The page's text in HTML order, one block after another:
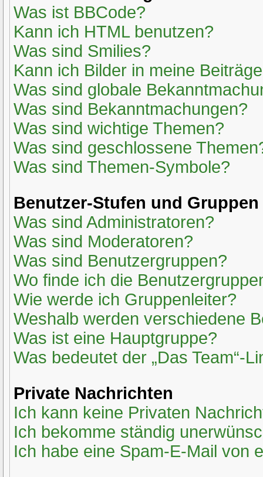
Was ist BBCode?
Kann ich HTML benutzen?
Was sind Smilies?
Kann ich Bilder in meine
Was sind globale
Was sind Bekanntmachungen?
Was sind wichtige Themen?
Was sind geschlossene
Was sind Themen-Symbole?
Benutzer-Stufen und Gruppen
Was sind Administratoren?
Was sind Moderatoren?
Was sind Benutzergruppen?
Wo finde ich die
Wie werde ich Gruppenleiter?
Weshalb werden verschiedene
Was ist eine Hauptgruppe?
Was bedeutet der „Das Team“-
Private Nachrichten
Ich kann keine Privaten
Ich bekomme ständig
Ich habe eine Spam-E-Mail von